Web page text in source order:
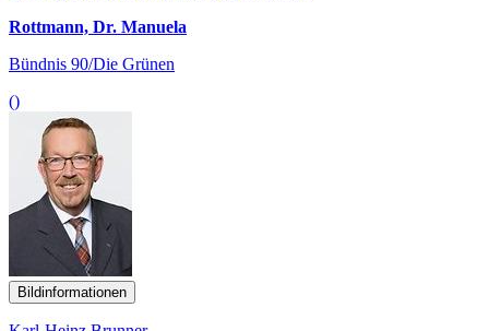
Rottmann, Dr. Manuela
Bündnis 90/Die Grünen
()
Bildinformationen